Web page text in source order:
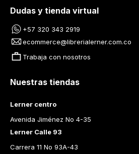
Dudas y tienda virtual
+57 320 343 2919
ecommerce@librerialerner.com.co
Trabaja con nosotros
Nuestras tiendas
Lerner centro
Avenida Jiménez No 4-35
Lerner Calle 93
Carrera 11 No 93A-43